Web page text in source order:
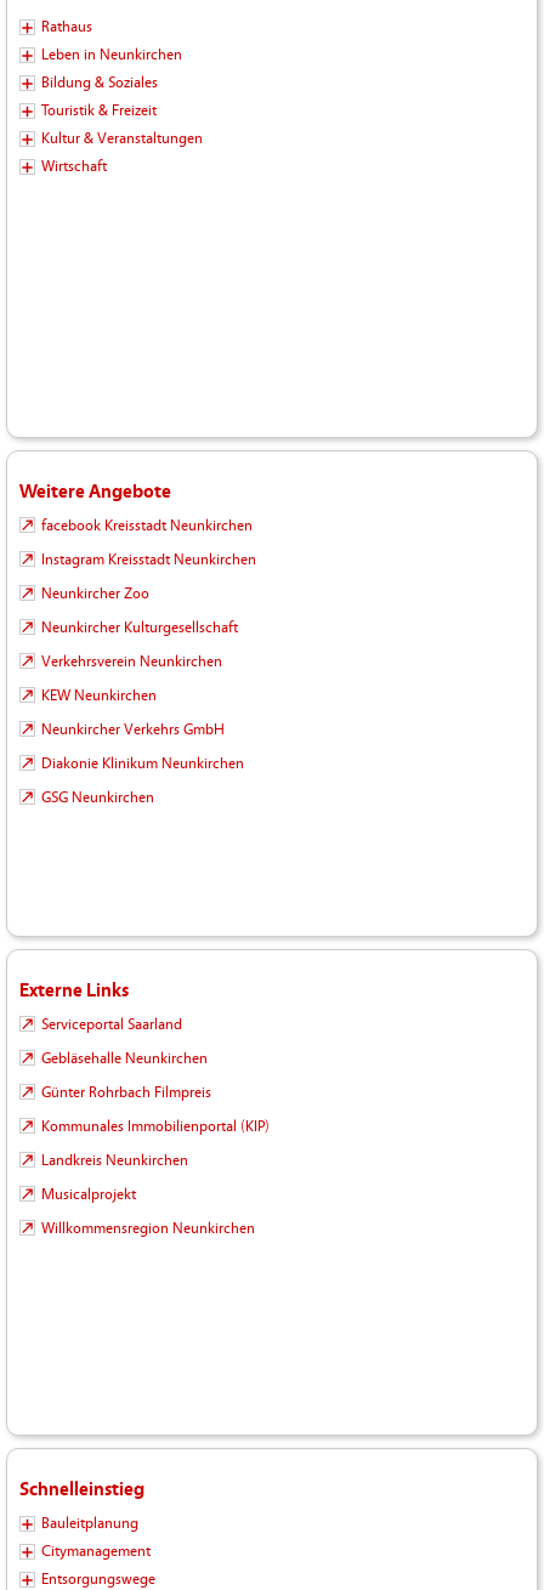
Rathaus
Leben in Neunkirchen
Bildung & Soziales
Touristik & Freizeit
Kultur & Veranstaltungen
Wirtschaft
Weitere Angebote
facebook Kreisstadt Neunkirchen
Instagram Kreisstadt Neunkirchen
Neunkircher Zoo
Neunkircher Kulturgesellschaft
Verkehrsverein Neunkirchen
KEW Neunkirchen
Neunkircher Verkehrs GmbH
Diakonie Klinikum Neunkirchen
GSG Neunkirchen
Externe Links
Serviceportal Saarland
Gebläsehalle Neunkirchen
Günter Rohrbach Filmpreis
Kommunales Immobilienportal (KIP)
Landkreis Neunkirchen
Musicalprojekt
Willkommensregion Neunkirchen
Schnelleinstieg
Bauleitplanung
Citymanagement
Entsorgungswege